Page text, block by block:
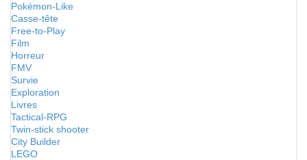
Pokémon-Like
Casse-tête
Free-to-Play
Film
Horreur
FMV
Survie
Exploration
Livres
Tactical-RPG
Twin-stick shooter
City Builder
LEGO